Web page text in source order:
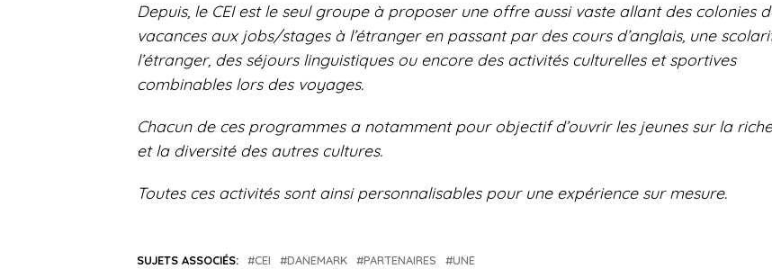
Depuis, le CEI est le seul groupe à proposer une offre aussi vaste allant des colonies
vacances aux jobs/stages à l’étranger en passant par des cours d’anglais, une
l’étranger, des séjours linguistiques ou encore des activités culturelles et sportives
combinables lors des voyages.
Chacun de ces programmes a notamment pour objectif d’ouvrir les jeunes sur la
et la diversité des autres cultures.
Toutes ces activités sont ainsi personnalisables pour une expérience sur mesure.
SUJETS ASSOCIÉS: CEI DANEMARK PARTENAIRES UNE